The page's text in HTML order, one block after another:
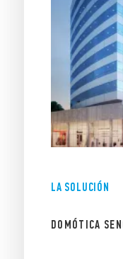
LA SOLUCIÓN
DOMÓTICA